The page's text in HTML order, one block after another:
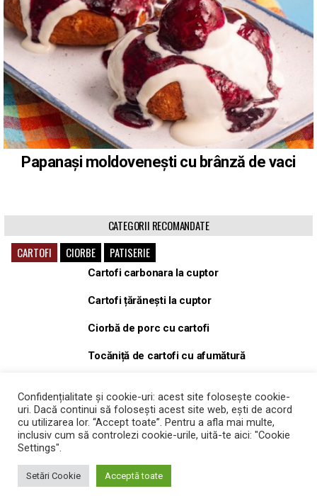
Papanași moldovenești cu brânză de vaci
CATEGORII RECOMANDATE
CARTOFI
CIORBE PATISERIE
Cartofi carbonara la cuptor
Cartofi țărănești la cuptor
Ciorbă de porc cu cartofi
Tocăniță de cartofi cu afumătură
Cartofi Wedges la cuptor
Confidențialitate și cookie-uri: acest site folosește cookie-
uri. Dacă continui să folosești acest site web, ești de acord
cu utilizarea lor. “Accept toate”. Pentru a afla mai multe,
inclusiv cum să controlezi cookie-urile, uită-te aici: "Cookie
Settings".
Setări Cookie Acceptă toate